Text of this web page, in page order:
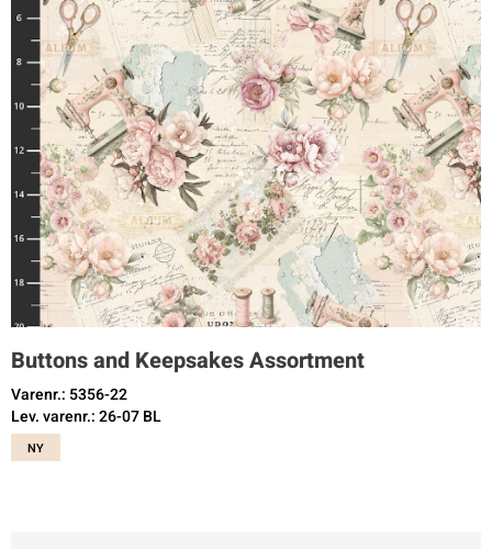
Buttons and Keepsakes Assortment
Varenr.: 5356-22
Lev. varenr.: 26-07 BL
NY